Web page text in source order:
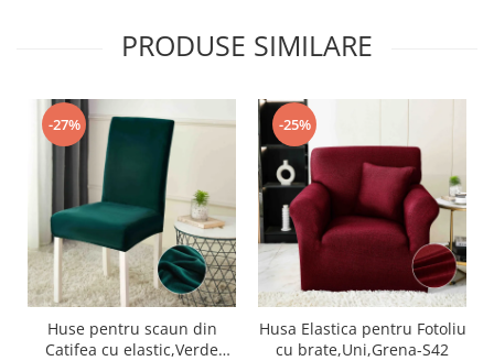
PRODUSE SIMILARE
-27%
Huse pentru scaun din
Catifea cu elastic,Verde
-25%
Husa Elastica pentru Fotoliu
cu brate,Uni,Grena-S42